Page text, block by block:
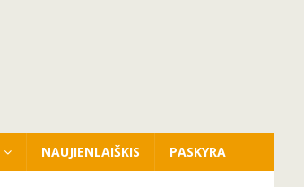
NAUJIENLAIŠKIS PASKYRA